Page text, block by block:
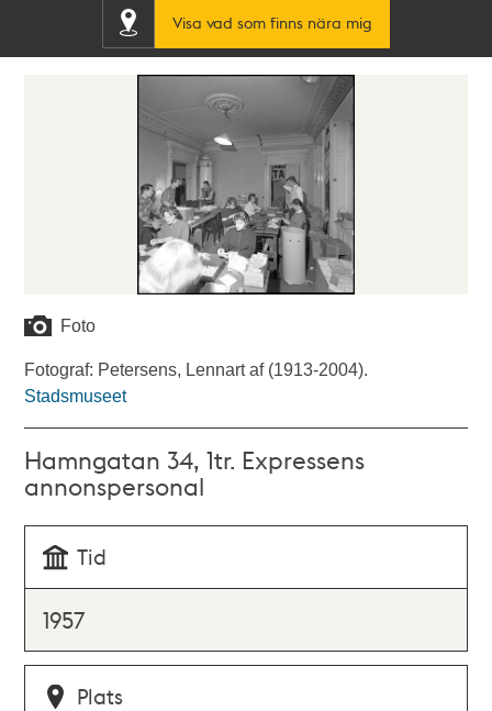
Visa vad som finns nära mig
Foto
Fotograf: Petersens, Lennart af (1913-2004).
Stadsmuseet
Hamngatan 34, 1tr. Expressens
annonspersonal
Tid
1957
Plats